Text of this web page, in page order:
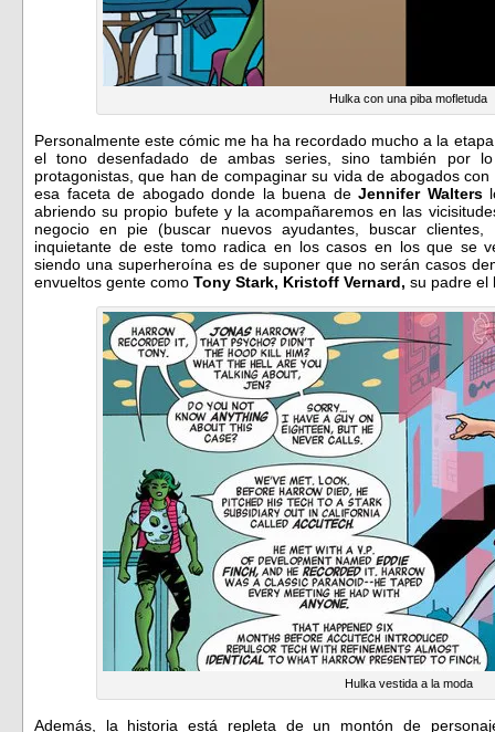
Hulka con una piba mofletuda
Personalmente este cómic me ha ha recordado mucho a la
el tono desenfadado de ambas series, sino también por
protagonistas, que han de compaginar su vida de abogados
esa faceta de abogado donde la buena deJennifer Walters
abriendo su propio bufete y la acompañaremos en las
negocio en pie (buscar nuevos ayudantes, buscar
inquietante de este tomo radica en los casos en los que se
siendo una superheroína es de suponer que no serán casos
envueltos gente como Tony Stark, Kristoff Vernard, su padre el
Hulka vestida a la moda
Además, la historia está repleta de un montón de